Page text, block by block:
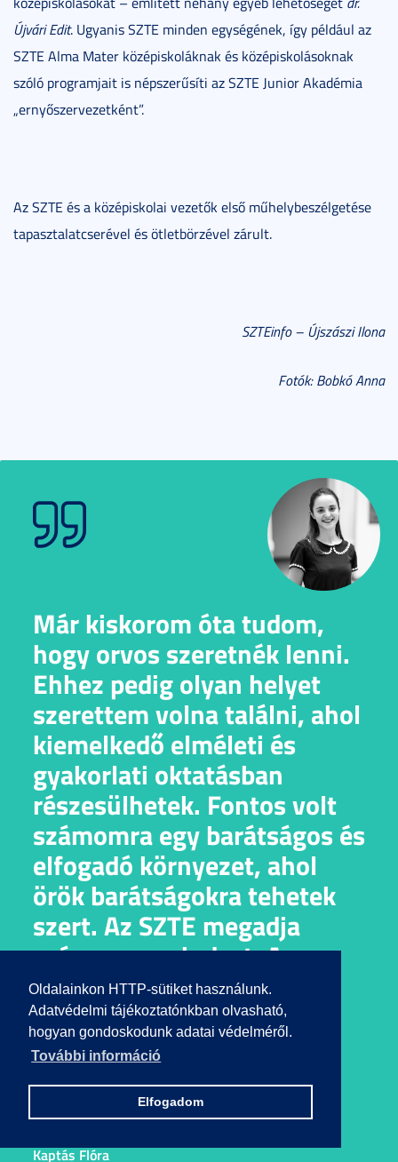
Oldalainkon HTTP-sütiket használunk.
Adatvédelmi tájékoztatónkban olvasható,
hogyan gondoskodunk adatai védelméről.
További információ
Elfogadom
Újvári Edit. Ugyanis SZTE minden egységének, így például az
SZTE Alma Mater középiskoláknak és középiskolásoknak
szóló programjait is népszerűsíti az SZTE Junior Akadémia
„ernyőszervezetként”.
Az SZTE és a középiskolai vezetők első műhelybeszélgetése
tapasztalatcserével és ötletbörzével zárult.
SZTEinfo – Újszászi Ilona
Fotók: Bobkó Anna
Már kiskorom óta tudom,
hogy orvos szeretnék lenni.
Ehhez pedig olyan helyet
szerettem volna találni, ahol
kiemelkedő elméleti és
gyakorlati oktatásban
részesülhetek. Fontos volt
számomra egy barátságos és
elfogadó környezet, ahol
örök barátságokra tehetek
szert. Az SZTE megadja
számomra mindezt. A
tanulmányok mellet
számtalan lehetőséget is
kínál, miközben egy igazi
közösség részesévé
Kaptás Flóra